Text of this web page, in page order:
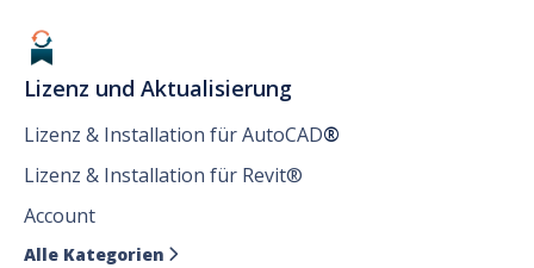
Lizenz und Aktualisierung
Lizenz & Installation für AutoCAD®
Lizenz & Installation für Revit®
Account
Alle Kategorien 